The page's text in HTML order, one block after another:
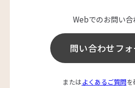
Webでのお問い合
問い合わせフ
またはよくあるご質問を